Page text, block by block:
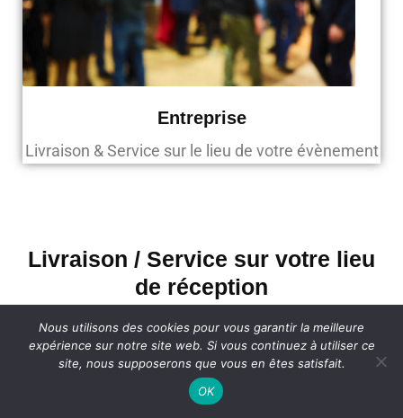
Entreprise
Livraison & Service sur le lieu de votre évènement
Livraison / Service sur votre lieu
de réception
Disponible dans l’agglomération Feyzinoise :
Centre Ville, Champ Plantier, Vignettes Figuières,
l’Oasis, La Tour, Razes. Livraison et service sur le
Nous utilisons des cookies pour vous garantir la meilleure
expérience sur notre site web. Si vous continuez à utiliser ce
site, nous supposerons que vous en êtes satisfait.
OK